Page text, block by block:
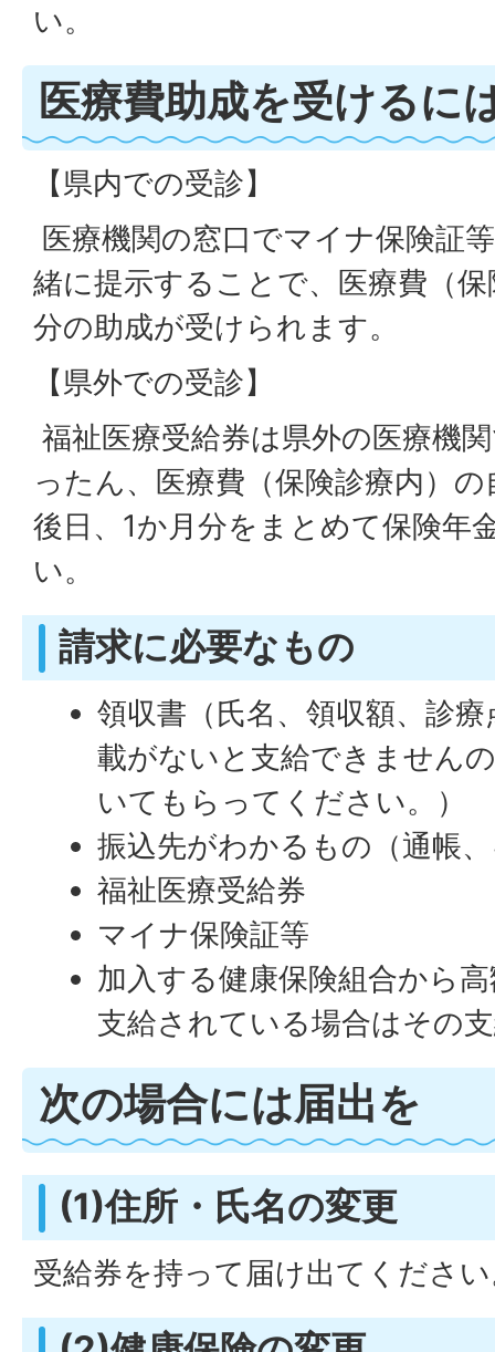
い。
医療費助成を受けるに
【県内での受診】
医療機関の窓口でマイナ保険証
緒に提示することで、医療費（
分の助成が受けられます。
【県外での受診】
福祉医療受給券は県外の医療機
ったん、医療費（保険診療内）
後日、1か月分をまとめて保険年
い。
請求に必要なもの
領収書（氏名、領収額、診
載がないと支給できません
いてもらってください。）
振込先がわかるもの（通帳
福祉医療受給券
マイナ保険証等
加入する健康保険組合から
支給されている場合はその
次の場合には届出を
(1)住所・氏名の変更
受給券を持って届け出てくださ